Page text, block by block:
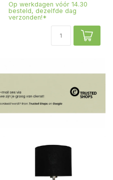
Op werkdagen vóór 14.30
besteld, dezelfde dag
verzonden!*